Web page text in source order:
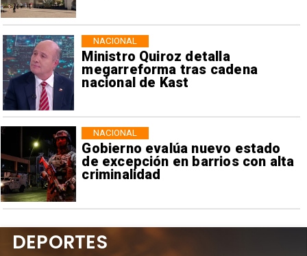
Ministro Quiroz detalla
megarreforma tras cadena
nacional de Kast
NACIONAL
Gobierno evalúa nuevo estado
de excepción en barrios con alta
criminalidad
NACIONAL
DEPORTES